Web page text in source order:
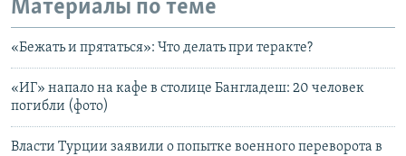
Материалы по теме
«Бежать и прятаться»: Что делать при теракте?
«ИГ» напало на кафе в столице Бангладеш: 20 человек
погибли (фото)
Власти Турции заявили о попытке военного переворота в